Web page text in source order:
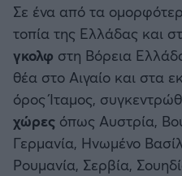
Καλαμάτα
Ηρακλής
Μπαρτσελόνα
Ρεάλ Μαδρίτης
Σε ένα από τα
τοπία της Ελλάδας και
γκολφ στη Βόρεια
θέα στο Αιγαίο και στα
όρος Ίταμος,
χώρες όπως Αυστρία,
Γερμανία, Ηνωμένο
Ρουμανία, Σερβία,